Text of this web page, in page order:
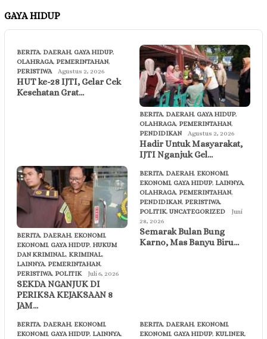
GAYA HIDUP
BERITA, DAERAH, GAYA HIDUP,
OLAHRAGA, PEMERINTAHAN,
PERISTIWA
Agustus 2, 2026
HUT ke-28 IJTI, Gelar Cek
Kesehatan Grat…
BERITA, DAERAH, GAYA HIDUP,
OLAHRAGA, PEMERINTAHAN,
PENDIDIKAN
Agustus 2, 2026
Hadir Untuk Masyarakat,
IJTI Nganjuk Gel…
BERITA, DAERAH, EKONOMI,
EKONOMI, GAYA HIDUP, HUKUM
DAN KRIMINAL, KRIMINAL,
LAINNYA, PEMERINTAHAN,
PERISTIWA, POLITIK Juli 6, 2026
SEKDA NGANJUK DI
PERIKSA KEJAKSAAN 8
JAM…
BERITA, DAERAH, EKONOMI,
EKONOMI, GAYA HIDUP, LAINNYA,
OLAHRAGA, PEMERINTAHAN,
PENDIDIKAN, PERISTIWA,
POLITIK, UNCATEGORIZED
Juni
28, 2026
Semarak Bulan Bung
Karno, Mas Banyu Biru…
BERITA, DAERAH, EKONOMI,
EKONOMI, GAYA HIDUP, LAINNYA,
BERITA, DAERAH, EKONOMI,
EKONOMI, GAYA HIDUP, KULINER,